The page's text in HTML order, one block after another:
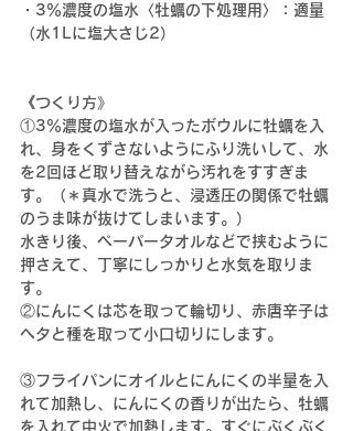
・ 3％濃度の塩水 〈牡蠣の下処理用〉
：適量
（水1Lに塩大さじ2）
《つくり方》
①3％濃度の塩水が入ったボウルに牡蠣を入
れ、 身をくずさないようにふり洗いして、水
を2回ほど取り替えながら汚れをすすぎま
す。（＊真水で洗うと、 浸透圧の関係で牡蠣
のうま味が抜けてしまいます。 ）
水きり後、ペーパータオルなどで挟むように
押さえて、丁寧にしっかりと水気を取りま
す。
②にんにくは芯を取って輪切り、赤唐辛子は
ヘタと種を取って小口切りにします。
③フライパンにオイルとにんにくの半量を入
れて加熱し、にんにくの香りが出たら、牡蠣
を入れて中火で加熱します。すぐにぶくぶく